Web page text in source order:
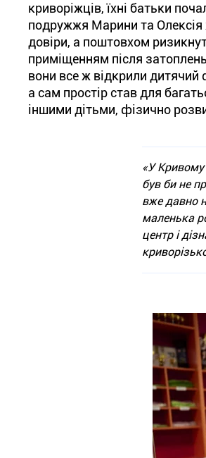
криворіжців, їхні батьки
подружжя Марини та Олексія
довіри, а поштовхом
приміщенням після
вони все ж відкрили дитячий
а сам простір став для
іншими дітьми, фізично
«У Кривому
був би не
вже давно
маленька
центр і